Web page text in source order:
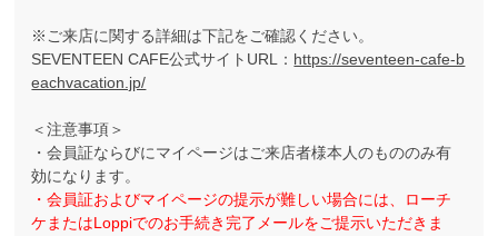
※ご来店に関する詳細は下記をご確認ください。
SEVENTEEN CAFE公式サイトURL： https://seventeen-cafe-b
eachvacation.jp/
＜注意事項＞
・会員証ならびにマイページはご来店者様本人のもののみ有
効になります。
・会員証およびマイページの提示が難しい場合には、ローチ
ケまたはLoppiでのお手続き完了メールをご提示いただきま